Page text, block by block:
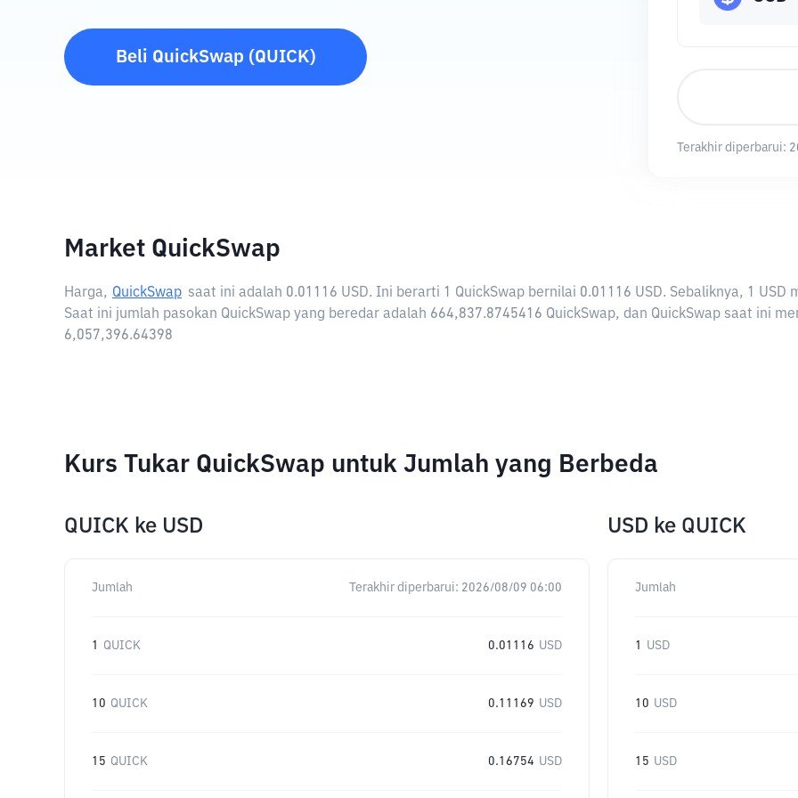
Beli QuickSwap (QUICK)
Terakhir diperbarui:
Market QuickSwap
Harga, QuickSwap saat ini adalah 0.01116 USD. Ini berarti 1 QuickSwap bernilai 0.01116 USD. Sebaliknya, 1
Saat ini jumlah pasokan QuickSwap yang beredar adalah 664,837.8745416 QuickSwap, dan QuickSwap saat ini
6,057,396.64398
Kurs Tukar QuickSwap untuk Jumlah yang Berbeda
QUICK ke USD
Jumlah Terakhir diperbarui: 2026/08/09 06:00
1 QUICK 0.01116 USD
10 QUICK 0.11169 USD
15 QUICK 0.16754 USD
USD ke QUICK
Jumlah
1 USD
10 USD
15 USD